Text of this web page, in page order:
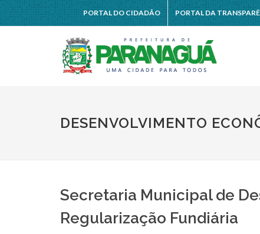
PORTAL DO CIDADÃO PORTAL DA
DESENVOLVIMENTO
Secretaria Municipal de
Regularização Fundiária